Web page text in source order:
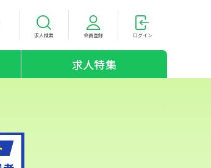
求人検索 会員登録 ログイン
求人特集